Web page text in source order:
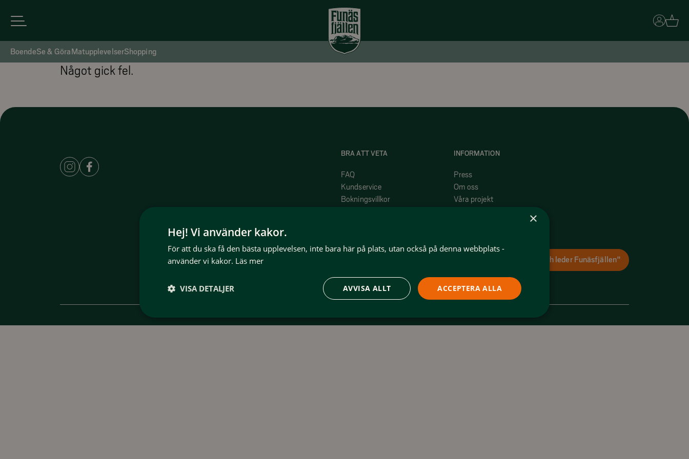
Basket
BoendeSe & GöraMatupplevelserShopping
Något gick fel.
BRA ATT VETA
FAQ
Kundservice
Bokningsvillkor
INFORMATION
Press
Om oss
Våra projekt
Ladda ner appen "Spår och leder Funäsfjällen"
×
Hej! Vi använder kakor.
För att du ska få den bästa upplevelsen, inte bara här på plats, utan också på denna webbplats -
använder vi kakor. Läs mer
ACCEPTERA ALLA
AVVISA ALLT
VISA DETALJER